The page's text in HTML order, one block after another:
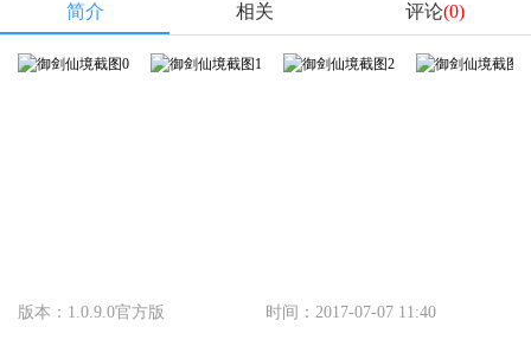
简介 相关 评论(0)
版本：1.0.9.0官方版 时间：2017-07-07 11:40